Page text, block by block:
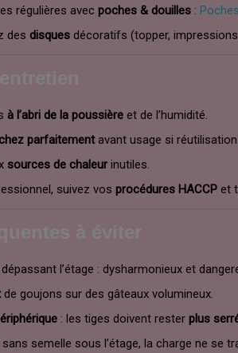
régulières avecpoches & douilles :
desdisques décoratifs (topper,
à l’abri de la poussière et de l’humidité.
parfaitementavant usage si
sources de chaleurinutiles.
suivez vosprocédures HACCP et
dépassant l’étage : dysharmonieux et
de goujons sur des gâteaux volumineux.
: les tiges doivent resterplus
sans semelle sous l’étage, la charge ne se